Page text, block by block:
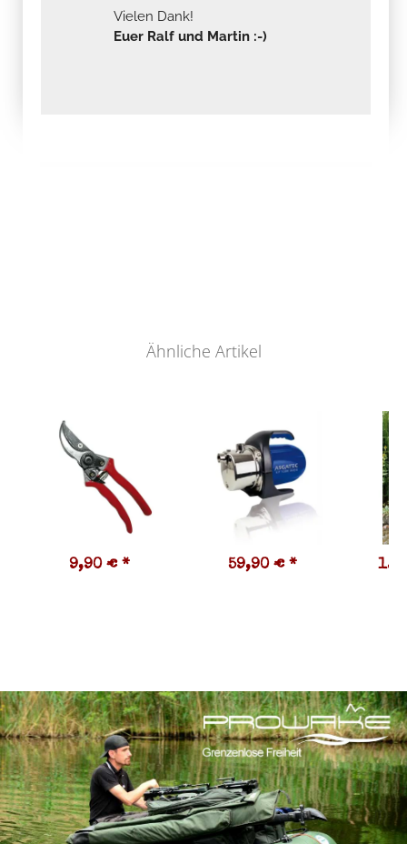
Vielen Dank!
Euer Ralf und Martin :-)
Ähnliche Artikel
9,90 € * 59,90 € *